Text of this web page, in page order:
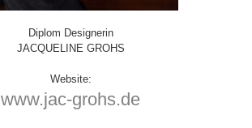
Diplom Designerin
JACQUELINE GROHS
Website:
www.jac-grohs.de